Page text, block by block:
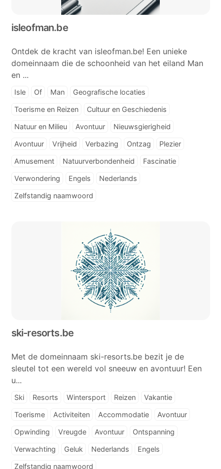
isleofman.be
Ontdek de kracht van isleofman.be! Een unieke
domeinnaam die de schoonheid van het eiland Man
en ...
Isle Of Man Geografische locaties
Toerisme en Reizen Cultuur en Geschiedenis
Natuur en Milieu Avontuur Nieuwsgierigheid
Avontuur Vrijheid Verbazing Ontzag Plezier
Amusement Natuurverbondenheid Fascinatie
Verwondering Engels Nederlands
Zelfstandig naamwoord
ski-resorts.be
Met de domeinnaam ski-resorts.be bezit je de
sleutel tot een wereld vol sneeuw en avontuur! Een
u...
Ski Resorts Wintersport Reizen Vakantie
Toerisme Activiteiten Accommodatie Avontuur
Opwinding Vreugde Avontuur Ontspanning
Verwachting Geluk Nederlands Engels
Zelfstandig naamwoord